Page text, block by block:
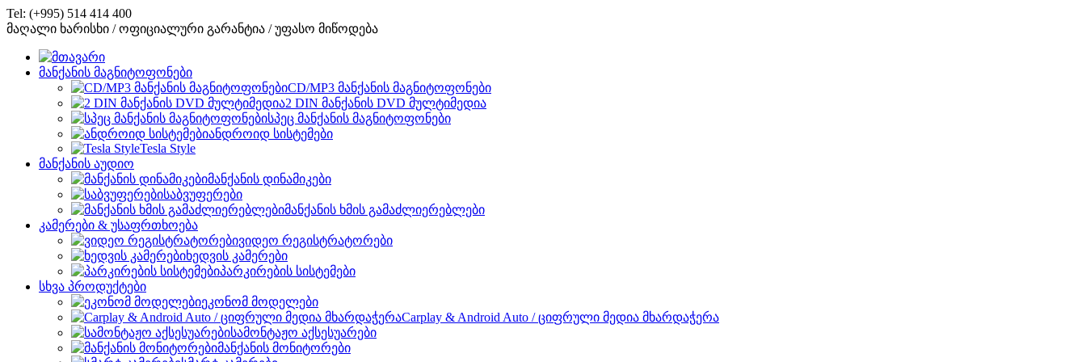
Tel: (+995) 514 414 400
მაღალი ხარისხი / ოფიციალური გარანტია / უფასო მიწოდება
მანქანის მაგნიტოფონები
CD/MP3 მანქანის მაგნიტოფონები
2 DIN მანქანის DVD მულტიმედია
სპეც მანქანის მაგნიტოფონები
ანდროიდ სისტემები
Tesla Style
მანქანის აუდიო
მანქანის დინამიკები
საბვუფერები
მანქანის ხმის გამაძლიერებლები
კამერები & უსაფრთხოება
ვიდეო რეგისტრატორები
ხედვის კამერები
პარკირების სისტემები
სხვა პროდუქტები
ეკონომ მოდელები
Carplay & Android Auto / ციფრული მედია მხარდაჭერა
სამონტაჟო აქსესუარები
მანქანის მონიტორები